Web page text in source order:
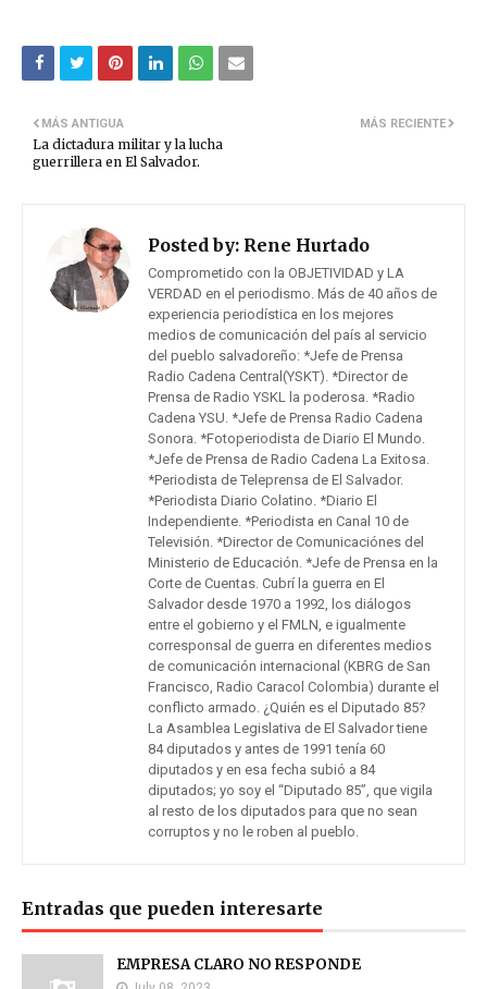
MÁS RECIENTE
MÁS ANTIGUA
La dictadura militar y la lucha
guerrillera en El Salvador.
Posted by: Rene Hurtado
Comprometido con la OBJETIVIDAD y LA
VERDAD en el periodismo. Más de 40 años de
experiencia periodística en los mejores
medios de comunicación del país al servicio
del pueblo salvadoreño: *Jefe de Prensa
Radio Cadena Central(YSKT). *Director de
Prensa de Radio YSKL la poderosa. *Radio
Cadena YSU. *Jefe de Prensa Radio Cadena
Sonora. *Fotoperiodista de Diario El Mundo.
*Jefe de Prensa de Radio Cadena La Exitosa.
*Periodista de Teleprensa de El Salvador.
*Periodista Diario Colatino. *Diario El
Independiente. *Periodista en Canal 10 de
Televisión. *Director de Comunicaciónes del
Ministerio de Educación. *Jefe de Prensa en la
Corte de Cuentas. Cubrí la guerra en El
Salvador desde 1970 a 1992, los diálogos
entre el gobierno y el FMLN, e igualmente
corresponsal de guerra en diferentes medios
de comunicación internacional (KBRG de San
Francisco, Radio Caracol Colombia) durante el
conflicto armado. ¿Quién es el Diputado 85?
La Asamblea Legislativa de El Salvador tiene
84 diputados y antes de 1991 tenía 60
diputados y en esa fecha subió a 84
diputados; yo soy el “Diputado 85”, que vigila
al resto de los diputados para que no sean
corruptos y no le roben al pueblo.
Entradas que pueden interesarte
EMPRESA CLARO NO RESPONDE